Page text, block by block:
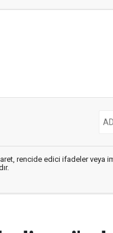
rencide edici ifadeler veya